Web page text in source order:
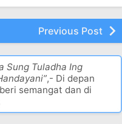
Previous Post
Sung Tuladha Ing
,- Di depan
semangat dan di